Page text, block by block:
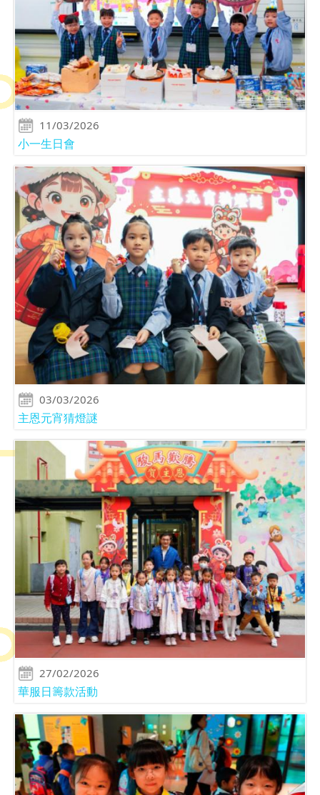
11/03/2026
小一生日會
03/03/2026
主恩元宵猜燈謎
27/02/2026
華服日籌款活動